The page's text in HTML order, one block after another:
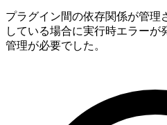
プラグイン間の依存関係が管理
している場合に実行時エラーが
管理が必要でした。